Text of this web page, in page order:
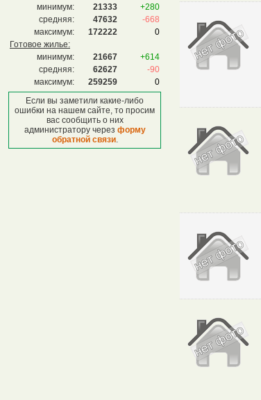
минимум: 21333
+280
средняя:
47632
-668
максимум:
172222
0
Готовое жилье:
минимум:
21667
+614
средняя:
62627
-90
максимум:
259259
0
Если вы заметили какие-либо
ошибки на нашем сайте, то просим
вас сообщить о них
администратору через форму
обратной связи.